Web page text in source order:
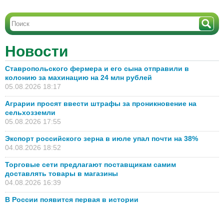
Новости
Ставропольского фермера и его сына отправили в
колонию за махинацию на 24 млн рублей
05.08.2026 18:17
Аграрии просят ввести штрафы за проникновение на
сельхозземли
05.08.2026 17:55
Экспорт российского зерна в июле упал почти на 38%
04.08.2026 18:52
Торговые сети предлагают поставщикам самим
доставлять товары в магазины
04.08.2026 16:39
В России появится первая в истории